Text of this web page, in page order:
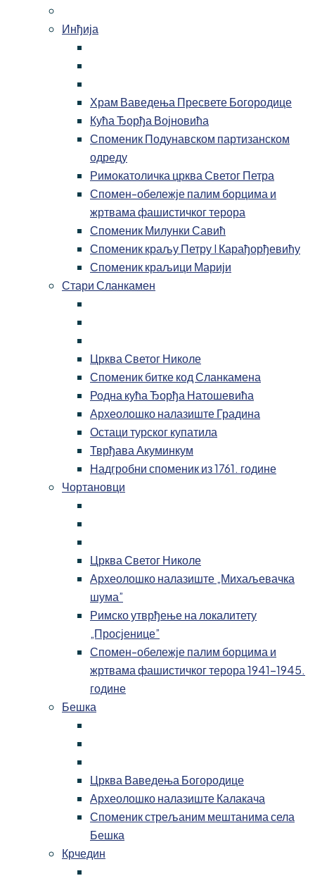
Инђија
Храм Ваведења Пресвете Богородице
Кућа Ђорђа Војновића
Споменик Подунавском партизанском
одреду
Римокатоличка црква Светог Петра
Спомен-обележје палим борцима и
жртвама фашистичког терора
Споменик Милунки Савић
Споменик краљу Петру I Карађорђевићу
Споменик краљици Марији
Стари Сланкамен
Црква Светог Николе
Споменик битке код Сланкамена
Родна кућа Ђорђа Натошевића
Археолошко налазиште Градина
Остаци турског купатила
Тврђава Акуминкум
Надгробни споменик из 1761. године
Чортановци
Црква Светог Николе
Археолошко налазиште „Михаљевачка
шума”
Римско утврђење на локалитету
„Просјенице”
Спомен-обележје палим борцима и
жртвама фашистичког терора 1941-1945.
године
Бешка
Црква Ваведења Богородице
Археолошко налазиште Калакача
Споменик стрељаним мештанима села
Бешка
Крчедин